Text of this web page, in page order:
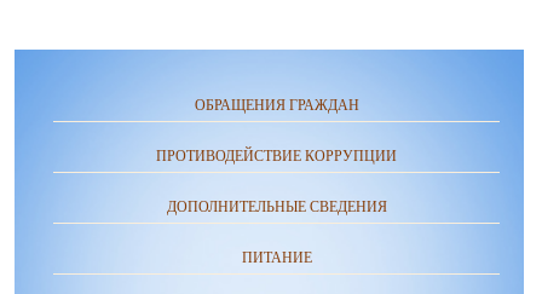
ОБРАЩЕНИЯ ГРАЖДАН
ПРОТИВОДЕЙСТВИЕ КОРРУПЦИИ
ДОПОЛНИТЕЛЬНЫЕ СВЕДЕНИЯ
ПИТАНИЕ